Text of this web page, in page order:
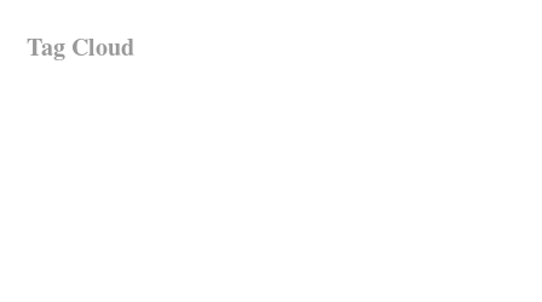
Tag Cloud